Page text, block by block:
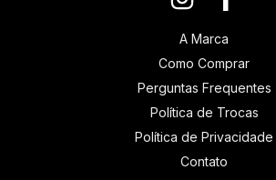
A Marca
Como Comprar
Perguntas Frequentes
Política de Trocas
Política de Privacidade
Contato